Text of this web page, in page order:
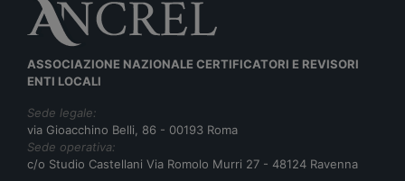
ASSOCIAZIONE NAZIONALE CERTIFICATORI E REVISORI
ENTI LOCALI
Sede legale:
via Gioacchino Belli, 86 - 00193 Roma
Sede operativa:
c/o Studio Castellani Via Romolo Murri 27 - 48124 Ravenna